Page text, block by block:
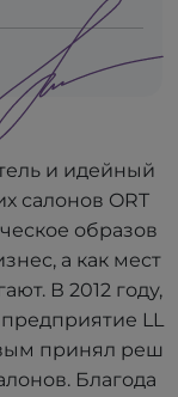
и идейный
салонов ORT
образов
а как мест
В 2012 году,
LL
принял реш
Благода